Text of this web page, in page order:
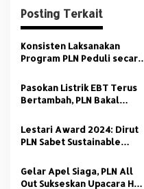
g
a
s
p
o
s
Posting Terkait
Konsisten Laksanakan
Program PLN Peduli secara
Anugerah CSR Terbaik dari
AMSI Sumsel
Pasokan Listrik EBT Terus
Bertambah, PLN Bakal
110 MW
Lestari Award 2024: Dirut
PLN Sabet Sustainable
Energy Transition
Gelar Apel Siaga, PLN All
Out Sukseskan Upacara HUT